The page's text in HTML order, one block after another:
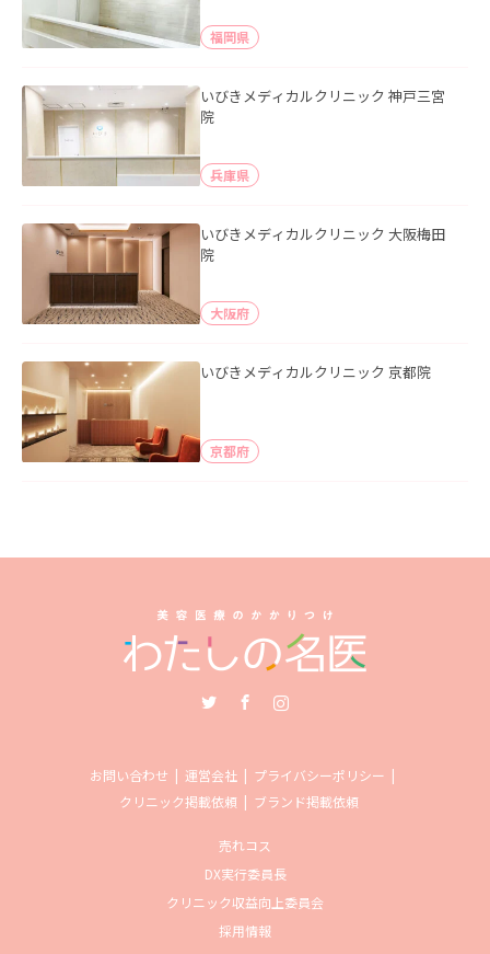
福岡県
いびきメディカルクリニック 神戸三宮
院
兵庫県
いびきメディカルクリニック 大阪梅田
院
大阪府
いびきメディカルクリニック 京都院
京都府
お問い合わせ 運営会社
プライバシーポリシー
クリニック掲載依頼
ブランド掲載依頼
売れコス
DX実行委員長
クリニック収益向上委員会
採用情報